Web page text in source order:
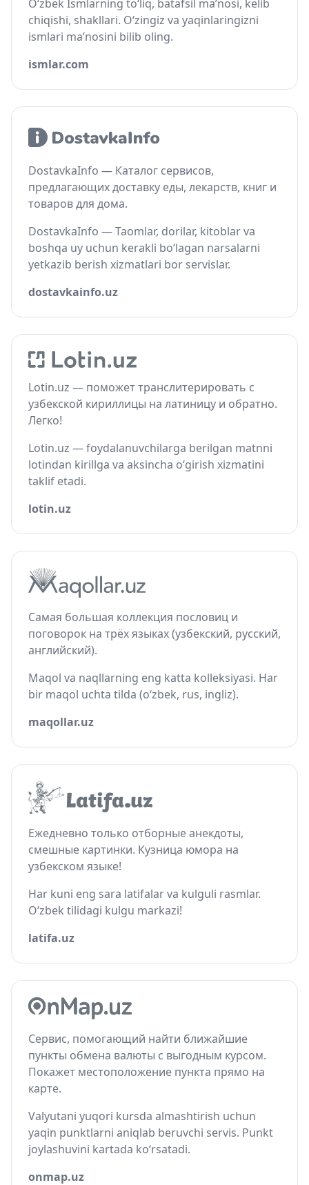
O‘zbek Ismlarning to‘liq, batafsil ma’nosi, kelib
chiqishi, shakllari. O‘zingiz va yaqinlaringizni
ismlari ma’nosini bilib oling.
ismlar.com
DostavkaInfo — Каталог сервисов,
предлагающих доставку еды, лекарств, книг и
товаров для дома.
DostavkaInfo — Taomlar, dorilar, kitoblar va
boshqa uy uchun kerakli bo‘lagan narsalarni
yetkazib berish xizmatlari bor servislar.
dostavkainfo.uz
Lotin.uz — поможет транслитерировать с
узбекской кириллицы на латиницу и обратно.
Легко!
Lotin.uz — foydalanuvchilarga berilgan matnni
lotindan kirillga va aksincha o‘girish xizmatini
taklif etadi.
lotin.uz
Самая большая коллекция пословиц и
поговорок на трёх языках (узбекский, русский,
английский).
Maqol va naqllarning eng katta kolleksiyasi. Har
bir maqol uchta tilda (o‘zbek, rus, ingliz).
maqollar.uz
Ежедневно только отборные анекдоты,
смешные картинки. Кузница юмора на
узбекском языке!
Har kuni eng sara latifalar va kulguli rasmlar.
O‘zbek tilidagi kulgu markazi!
latifa.uz
Сервис, помогающий найти ближайшие
пункты обмена валюты с выгодным курсом.
Покажет местоположение пункта прямо на
карте.
Valyutani yuqori kursda almashtirish uchun
yaqin punktlarni aniqlab beruvchi servis. Punkt
joylashuvini kartada ko‘rsatadi.
onmap.uz